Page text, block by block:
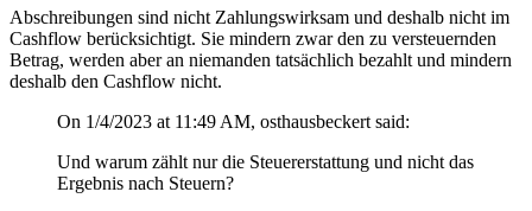
Abschreibungen sind nicht Zahlungswirksam und deshalb nicht im
Cashflow berücksichtigt. Sie mindern zwar den zu versteuernden
Betrag, werden aber an niemanden tatsächlich bezahlt und mindern
deshalb den Cashflow nicht.
On 1/4/2023 at 11:49 AM, osthausbeckert said:
Und warum zählt nur die Steuererstattung und nicht das
Ergebnis nach Steuern?